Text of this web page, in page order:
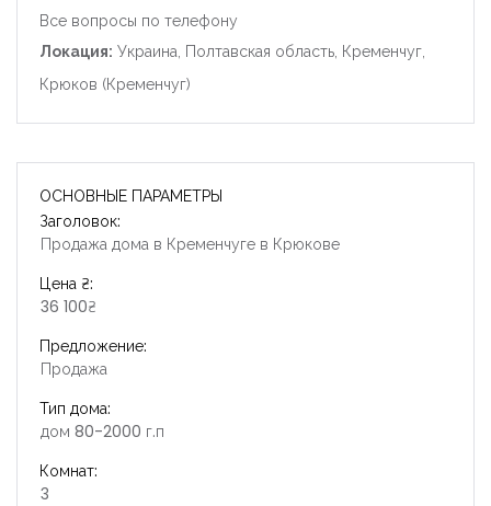
Все вопросы по телефону
Локация: Украина, Полтавская область, Кременчуг,
Крюков (Кременчуг)
ОСНОВНЫЕ ПАРАМЕТРЫ
Заголовок:
Продажа дома в Кременчуге в Крюкове
Цена ₴:
36 100₴
Предложение:
Продажа
Тип дома:
дом 80-2000 г.п
Комнат:
3